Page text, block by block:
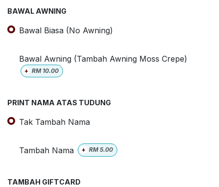
BAWAL AWNING
Bawal Biasa (No Awning)
Bawal Awning (Tambah Awning Moss Crepe)
+ RM 10.00
PRINT NAMA ATAS TUDUNG
Tak Tambah Nama
Tambah Nama + RM5.00
TAMBAH GIFTCARD